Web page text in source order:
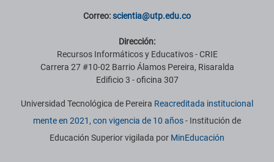
Correo:scientia@utp.edu.co
Dirección:
Recursos Informáticos y Educativos - CRIE
Carrera 27 #10-02 Barrio Álamos Pereira, Risaralda
Edificio 3 - oficina 307
Universidad Tecnológica de Pereira Reacreditada institucional
mente en 2021, con vigencia de 10 años- Institución de
Educación Superior vigilada por MinEducación